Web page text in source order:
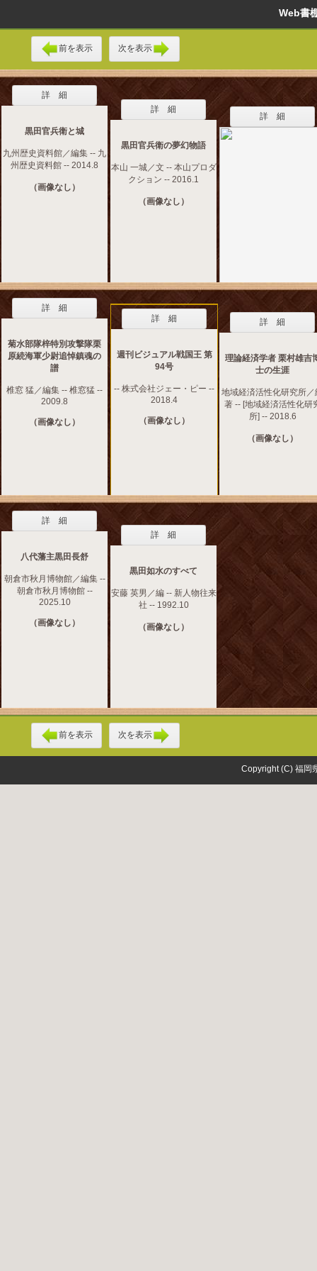
Web
前を表示 次を表示
詳 細
黒田官兵衛と城
九州歴史資料館／編集 -- 九
州歴史資料館 -- 2014.8
（画像なし）
詳 細
黒田官兵衛の夢幻物語
本山 一城／文 -- 本山プロダ
クション -- 2016.1
（画像なし）
詳 細
詳 細
菊水部隊梓特別攻撃隊栗
原続海軍少尉追悼鎮魂の
譜
椎窓 猛／編集 -- 椎窓猛 --
2009.8
（画像なし）
詳 細
週刊ビジュアル戦国王 第
94号
-- 株式会社ジェー・ピー --
2018.4
（画像なし）
詳 細
理論経済学者 栗村雄吉
士の生涯
地域経済活性化研究所／
著 -- [地域経済活性化研
所] -- 2018.6
（画像なし）
詳 細
八代藩主黒田長舒
朝倉市秋月博物館／編集 --
朝倉市秋月博物館 --
2025.10
（画像なし）
詳 細
黒田如水のすべて
安藤 英男／編 -- 新人物往来
社 -- 1992.10
（画像なし）
前を表示 次を表示
Copyright (C) 福岡